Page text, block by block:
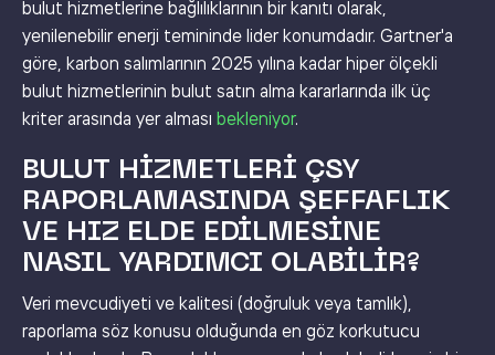
bulut hizmetlerine bağlılıklarının bir kanıtı olarak,
yenilenebilir enerji temininde lider konumdadır. Gartner'a
göre, karbon salımlarının 2025 yılına kadar hiper ölçekli
bulut hizmetlerinin bulut satın alma kararlarında ilk üç
kriter arasında yer alması bekleniyor.
BULUT HIZMETLERI ÇSY
RAPORLAMASINDA ŞEFFAFLIK
VE HIZ ELDE EDILMESINE
NASIL YARDIMCI OLABILIR?
Veri mevcudiyeti ve kalitesi (doğruluk veya tamlık),
raporlama söz konusu olduğunda en göz korkutucu